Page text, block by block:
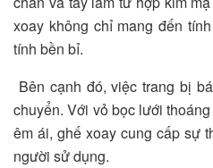
xoay không chỉ mang đến
tính bền bỉ.
Bên cạnh đó, việc trang bị
chuyển. Với vỏ bọc lưới
êm ái, ghế xoay cung cấp sự
người sử dụng.